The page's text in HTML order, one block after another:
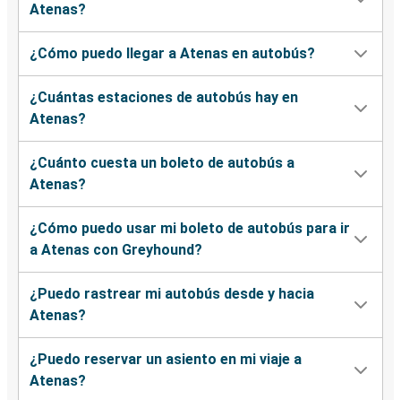
Atenas?
¿Cómo puedo llegar a Atenas en autobús?
¿Cuántas estaciones de autobús hay en
Atenas?
¿Cuánto cuesta un boleto de autobús a
Atenas?
¿Cómo puedo usar mi boleto de autobús para ir
a Atenas con Greyhound?
¿Puedo rastrear mi autobús desde y hacia
Atenas?
¿Puedo reservar un asiento en mi viaje a
Atenas?